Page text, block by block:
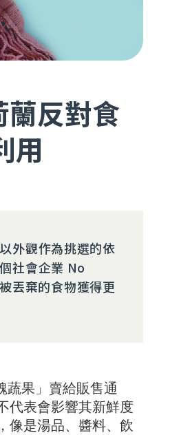
反對食
用
外觀作為挑選的依
社會企業 No
丟棄的食物獲得更
蔬果」賣給販售通
代表會影響其新鮮度
像是湯品、醬料、飲